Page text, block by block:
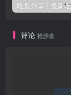
评论 抢沙发